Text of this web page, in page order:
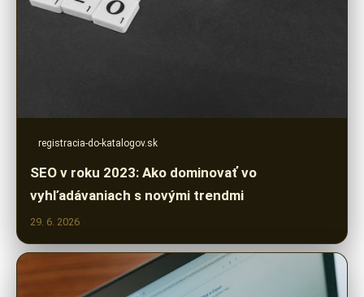
registracia-do-katalogov.sk
SEO v roku 2023: Ako dominovať vo
vyhľadávaniach s novými trendmi
29. 6. 2026